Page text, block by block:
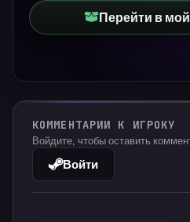
Перейти в
КОММЕНТАРИИ К ИГРОКУ
Войдите, чтобы оставить
Войти